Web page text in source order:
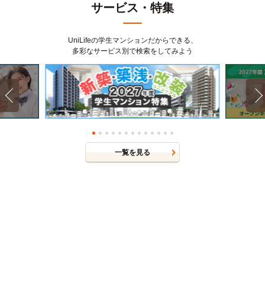
サービス・特集
UniLifeの学生マンションだからできる、
多彩なサービス別で検索をしてみよう
一覧を見る